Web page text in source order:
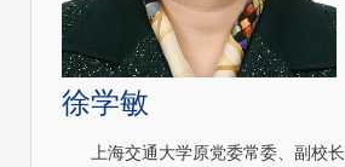
徐学敏
上海交通大学原党委常委、副校长